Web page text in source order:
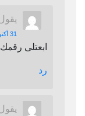
31 أكتوبر، 2021 الساعة 10:59 م
ابعتلى رقمك واتس
رد